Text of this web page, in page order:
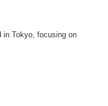
in Tokyo, focusing on